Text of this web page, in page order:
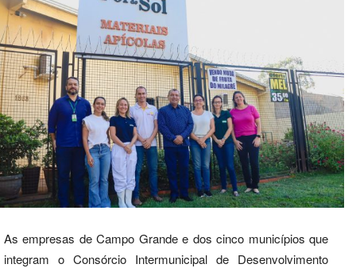
As empresas de Campo Grande e dos cinco municípios que
integram o Consórcio Intermunicipal de Desenvolvimento